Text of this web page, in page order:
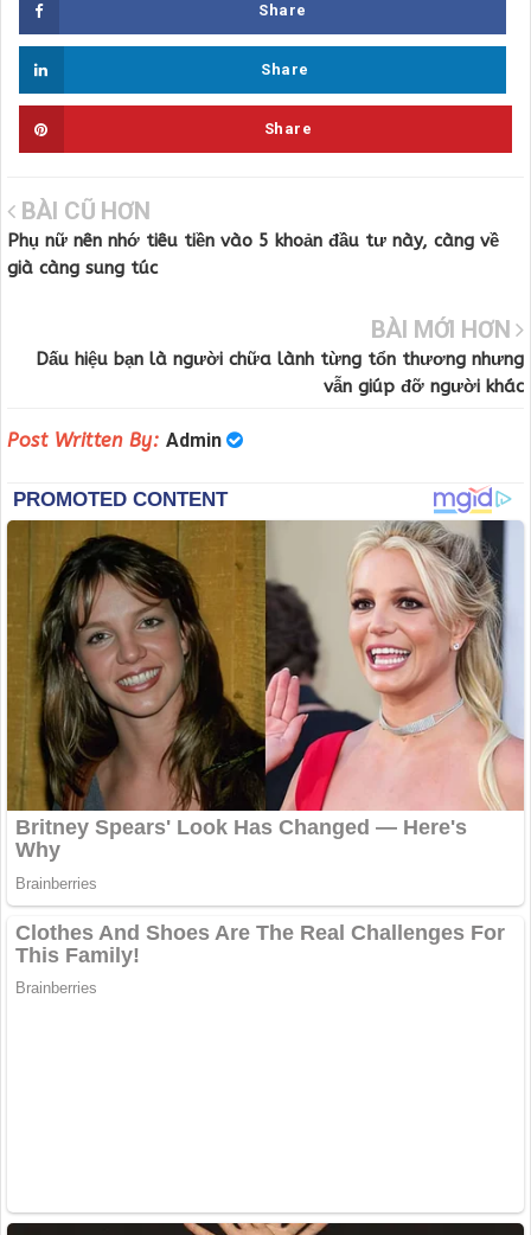
Share
Share
Share
BÀI CŨ HƠN
Phụ nữ nên nhớ tiêu tiền vào 5 khoản đầu tư này, càng về
già càng sung túc
BÀI MỚI HƠN
Dấu hiệu bạn là người chữa lành từng tổn thương nhưng
vẫn giúp đỡ người khác
Post Written By: Admin